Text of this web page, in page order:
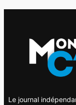
Le journal